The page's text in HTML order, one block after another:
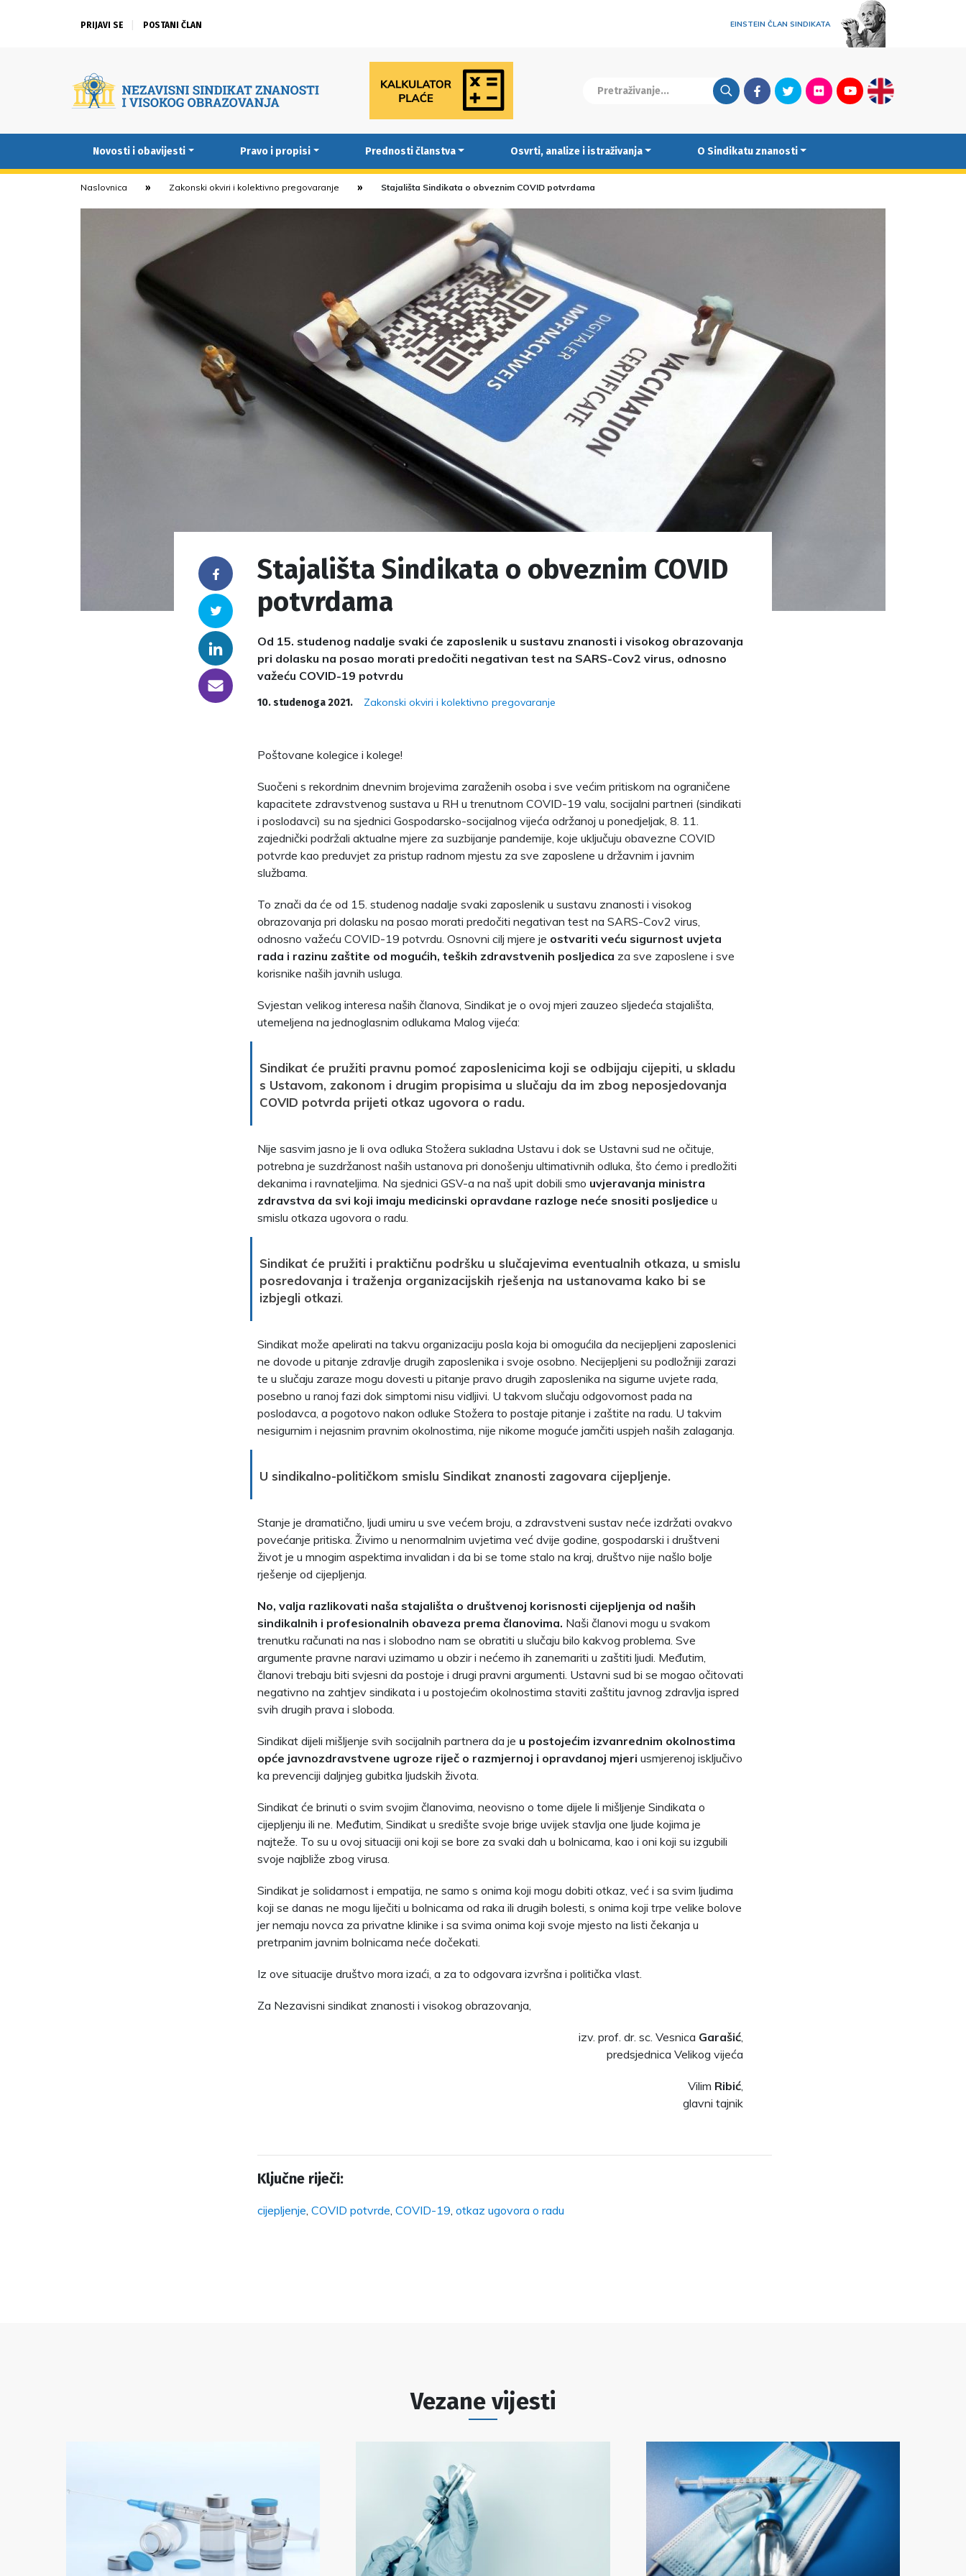
PRIJAVI SE POSTANI ČLAN EINSTEIN ČLAN SINDIKATA
FacebookTwitterFlickrYoutubeEnglish
Novosti i obavijesti Pravo i propisi Prednosti članstva Osvrti, analize i istraživanja O Sindikatu znanosti
Naslovnica Zakonski okviri i kolektivno pregovaranje Stajališta Sindikata o obveznim COVID potvrdama
Facebook
Twitter
Linkedin
someone@yoursite.com
Stajališta Sindikata o obveznim COVID
potvrdama
Od 15. studenog nadalje svaki će zaposlenik u sustavu znanosti i visokog obrazovanja
pri dolasku na posao morati predočiti negativan test na SARS-Cov2 virus, odnosno
važeću COVID-19 potvrdu
10. studenoga 2021. Zakonski okviri i kolektivno pregovaranje
Poštovane kolegice i kolege!
Suočeni s rekordnim dnevnim brojevima zaraženih osoba i sve većim pritiskom na ograničene
kapacitete zdravstvenog sustava u RH u trenutnom COVID-19 valu, socijalni partneri (sindikati
i poslodavci) su na sjednici Gospodarsko-socijalnog vijeća održanoj u ponedjeljak, 8. 11.
zajednički podržali aktualne mjere za suzbijanje pandemije, koje uključuju obavezne COVID
potvrde kao preduvjet za pristup radnom mjestu za sve zaposlene u državnim i javnim
službama.
To znači da će od 15. studenog nadalje svaki zaposlenik u sustavu znanosti i visokog
obrazovanja pri dolasku na posao morati predočiti negativan test na SARS-Cov2 virus,
odnosno važeću COVID-19 potvrdu. Osnovni cilj mjere je ostvariti veću sigurnost uvjeta
rada i razinu zaštite od mogućih, teških zdravstvenih posljedica za sve zaposlene i sve
korisnike naših javnih usluga.
Svjestan velikog interesa naših članova, Sindikat je o ovoj mjeri zauzeo sljedeća stajališta,
utemeljena na jednoglasnim odlukama Malog vijeća:
Sindikat će pružiti pravnu pomoć zaposlenicima koji se odbijaju cijepiti, u skladu
s Ustavom, zakonom i drugim propisima u slučaju da im zbog neposjedovanja
COVID potvrda prijeti otkaz ugovora o radu.
Nije sasvim jasno je li ova odluka Stožera sukladna Ustavu i dok se Ustavni sud ne očituje,
potrebna je suzdržanost naših ustanova pri donošenju ultimativnih odluka, što ćemo i predložiti
dekanima i ravnateljima. Na sjednici GSV-a na naš upit dobili smo uvjeravanja ministra
zdravstva da svi koji imaju medicinski opravdane razloge neće snositi posljedice u
smislu otkaza ugovora o radu.
Sindikat će pružiti i praktičnu podršku u slučajevima eventualnih otkaza, u smislu
posredovanja i traženja organizacijskih rješenja na ustanovama kako bi se
izbjegli otkazi.
Sindikat može apelirati na takvu organizaciju posla koja bi omogućila da necijepljeni zaposlenici
ne dovode u pitanje zdravlje drugih zaposlenika i svoje osobno. Necijepljeni su podložniji zarazi
te u slučaju zaraze mogu dovesti u pitanje pravo drugih zaposlenika na sigurne uvjete rada,
posebno u ranoj fazi dok simptomi nisu vidljivi. U takvom slučaju odgovornost pada na
poslodavca, a pogotovo nakon odluke Stožera to postaje pitanje i zaštite na radu. U takvim
nesigurnim i nejasnim pravnim okolnostima, nije nikome moguće jamčiti uspjeh naših zalaganja.
U sindikalno-političkom smislu Sindikat znanosti zagovara cijepljenje.
Stanje je dramatično, ljudi umiru u sve većem broju, a zdravstveni sustav neće izdržati ovakvo
povećanje pritiska. Živimo u nenormalnim uvjetima već dvije godine, gospodarski i društveni
život je u mnogim aspektima invalidan i da bi se tome stalo na kraj, društvo nije našlo bolje
rješenje od cijepljenja.
No, valja razlikovati naša stajališta o društvenoj korisnosti cijepljenja od naših
sindikalnih i profesionalnih obaveza prema članovima. Naši članovi mogu u svakom
trenutku računati na nas i slobodno nam se obratiti u slučaju bilo kakvog problema. Sve
argumente pravne naravi uzimamo u obzir i nećemo ih zanemariti u zaštiti ljudi. Međutim,
članovi trebaju biti svjesni da postoje i drugi pravni argumenti. Ustavni sud bi se mogao očitovati
negativno na zahtjev sindikata i u postojećim okolnostima staviti zaštitu javnog zdravlja ispred
svih drugih prava i sloboda.
Sindikat dijeli mišljenje svih socijalnih partnera da je u postojećim izvanrednim okolnostima
opće javnozdravstvene ugroze riječ o razmjernoj i opravdanoj mjeri usmjerenoj isključivo
ka prevenciji daljnjeg gubitka ljudskih života.
Sindikat će brinuti o svim svojim članovima, neovisno o tome dijele li mišljenje Sindikata o
cijepljenju ili ne. Međutim, Sindikat u središte svoje brige uvijek stavlja one ljude kojima je
najteže. To su u ovoj situaciji oni koji se bore za svaki dah u bolnicama, kao i oni koji su izgubili
svoje najbliže zbog virusa.
Sindikat je solidarnost i empatija, ne samo s onima koji mogu dobiti otkaz, već i sa svim ljudima
koji se danas ne mogu liječiti u bolnicama od raka ili drugih bolesti, s onima koji trpe velike bolove
jer nemaju novca za privatne klinike i sa svima onima koji svoje mjesto na listi čekanja u
pretrpanim javnim bolnicama neće dočekati.
Iz ove situacije društvo mora izaći, a za to odgovara izvršna i politička vlast.
Za Nezavisni sindikat znanosti i visokog obrazovanja,
izv. prof. dr. sc. Vesnica Garašić,
predsjednica Velikog vijeća
Vilim Ribić,
glavni tajnik
Ključne riječi:
cijepljenje, COVID potvrde, COVID-19, otkaz ugovora o radu
Vezane vijesti